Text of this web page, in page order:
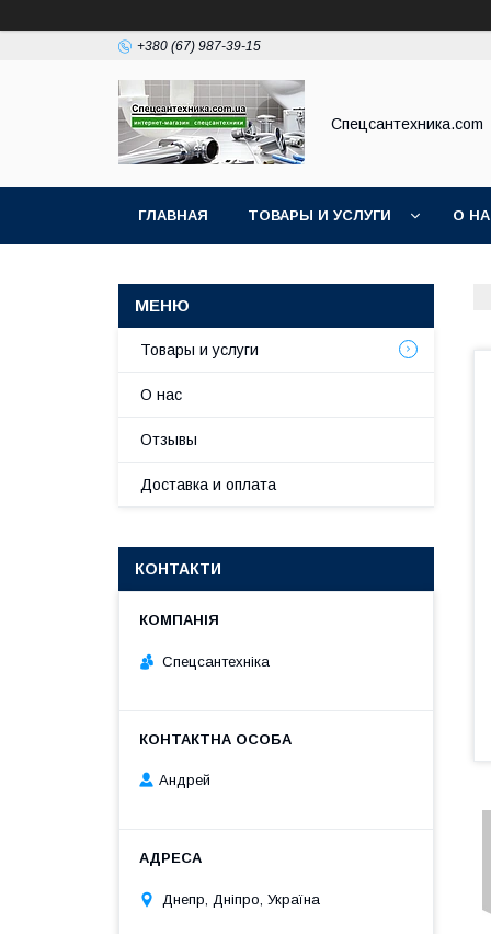
+380 (67) 987-39-15
Спецсантехника.com
ГЛАВНАЯ ТОВАРЫ И УСЛУГИ О
Товары и услуги
О нас
Отзывы
Доставка и оплата
КОНТАКТИ
Спецсантехніка
Андрей
Днепр, Дніпро, Україна